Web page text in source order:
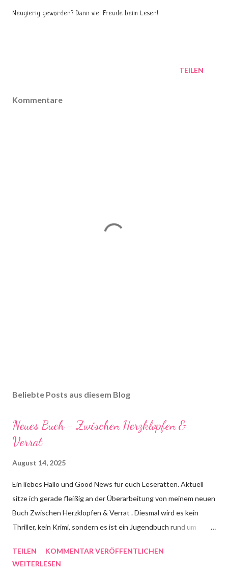
Neugierig geworden? Dann viel Freude beim Lesen!
TEILEN
Kommentare
Beliebte Posts aus diesem Blog
Neues Buch - Zwischen Herzklopfen &
Verrat
August 14, 2025
Ein liebes Hallo und Good News für euch Leseratten. Aktuell
sitze ich gerade fleißig an der Überarbeitung von meinem neuen
Buch Zwischen Herzklopfen & Verrat . Diesmal wird es kein
Thriller, kein Krimi, sondern es ist ein Jugendbuch rund um
Genauer gesagt geht es um die 16 jährige Steffi aus Hamburg,
TEILEN
KOMMENTAR VERÖFFENTLICHEN
WEITERLESEN